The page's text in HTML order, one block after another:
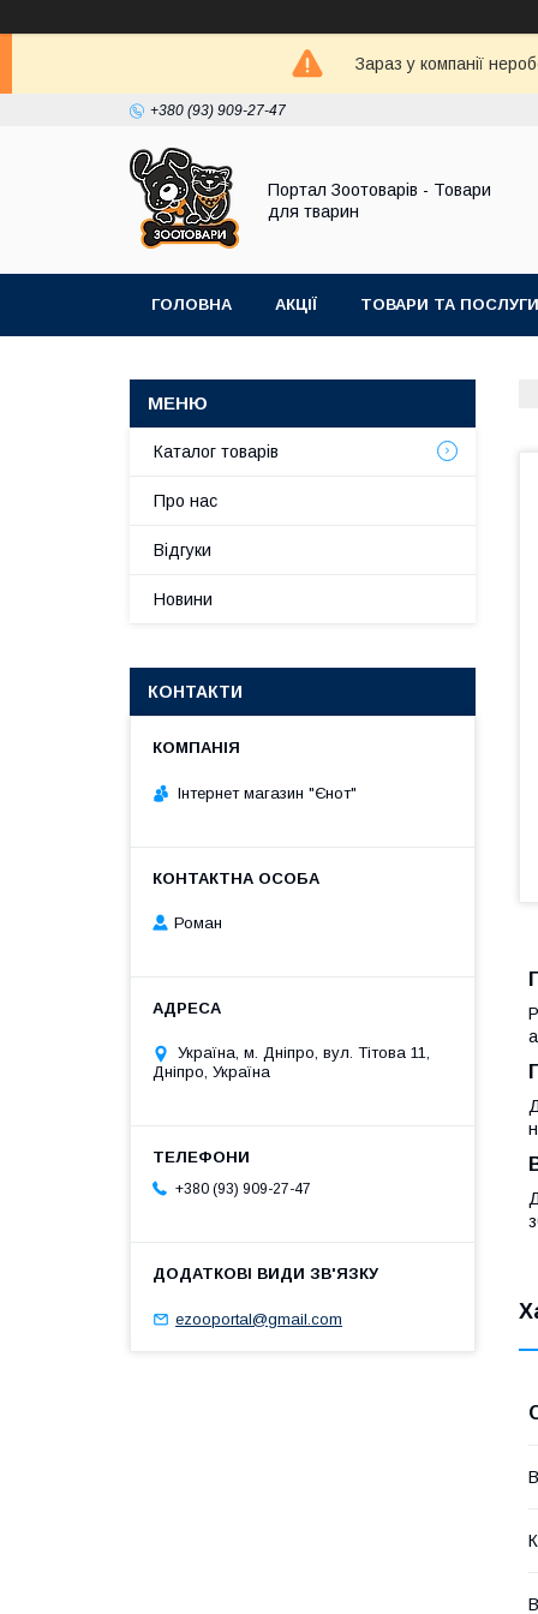
Зараз у компанії
+380 (93) 909-27-47
Портал Зоотоварів - Товари
для тварин
ГОЛОВНА АКЦІЇ ТОВАРИ ТА ПОСЛУГИ
Каталог товарів
Про нас
Відгуки
Новини
КОНТАКТИ
Інтернет магазин "Єнот"
Роман
Україна, м. Дніпро, вул. Тітова 11,
Дніпро, Україна
+380 (93) 909-27-47
ezooportal@gmail.com